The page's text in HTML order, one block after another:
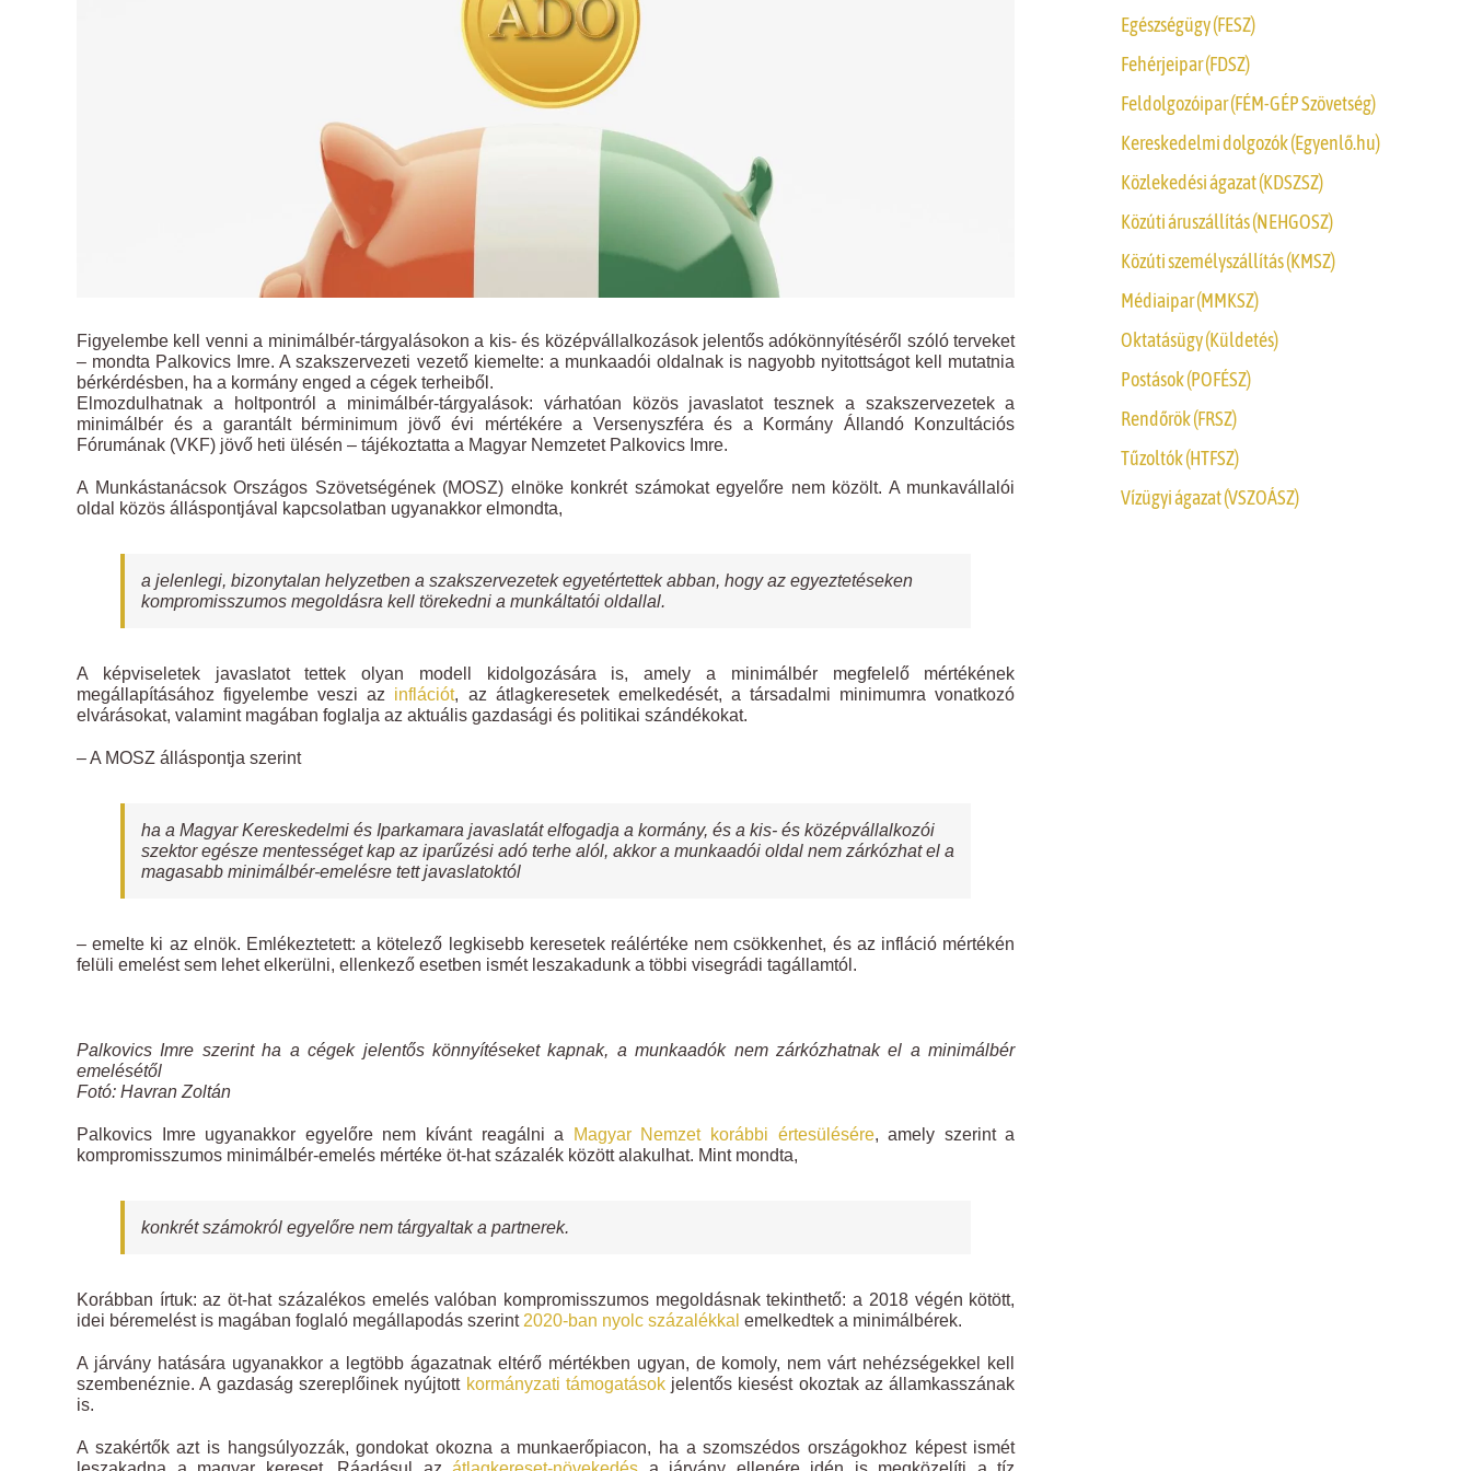
Figyelembe kell venni a minimálbér-tárgyalásokon a kis- és középvállalkozások jelentős adókönnyítéséről szóló terveket
– mondta Palkovics Imre. A szakszervezeti vezető kiemelte: a munkaadói oldalnak is nagyobb nyitottságot kell mutatnia
bérkérdésben, ha a kormány enged a cégek terheiből.
Elmozdulhatnak a holtpontról a minimálbér-tárgyalások: várhatóan közös javaslatot tesznek a szakszervezetek a
minimálbér és a garantált bérminimum jövő évi mértékére a Versenyszféra és a Kormány Állandó Konzultációs
Fórumának (VKF) jövő heti ülésén – tájékoztatta a Magyar Nemzetet Palkovics Imre.
A Munkástanácsok Országos Szövetségének (MOSZ) elnöke konkrét számokat egyelőre nem közölt. A munkavállalói
oldal közös álláspontjával kapcsolatban ugyanakkor elmondta,
a jelenlegi, bizonytalan helyzetben a szakszervezetek egyetértettek abban, hogy az egyeztetéseken
kompromisszumos megoldásra kell törekedni a munkáltatói oldallal.
A képviseletek javaslatot tettek olyan modell kidolgozására is, amely a minimálbér megfelelő mértékének
megállapításához figyelembe veszi az inflációt, az átlagkeresetek emelkedését, a társadalmi minimumra vonatkozó
elvárásokat, valamint magában foglalja az aktuális gazdasági és politikai szándékokat.
– A MOSZ álláspontja szerint
ha a Magyar Kereskedelmi és Iparkamara javaslatát elfogadja a kormány, és a kis- és középvállalkozói
szektor egésze mentességet kap az iparűzési adó terhe alól, akkor a munkaadói oldal nem zárkózhat el a
magasabb minimálbér-emelésre tett javaslatoktól
– emelte ki az elnök. Emlékeztetett: a kötelező legkisebb keresetek reálértéke nem csökkenhet, és az infláció mértékén
felüli emelést sem lehet elkerülni, ellenkező esetben ismét leszakadunk a többi visegrádi tagállamtól.
Palkovics Imre szerint ha a cégek jelentős könnyítéseket kapnak, a munkaadók nem zárkózhatnak el a minimálbér
emelésétől
Fotó: Havran Zoltán
Palkovics Imre ugyanakkor egyelőre nem kívánt reagálni a Magyar Nemzet korábbi értesülésére, amely szerint a
kompromisszumos minimálbér-emelés mértéke öt-hat százalék között alakulhat. Mint mondta,
konkrét számokról egyelőre nem tárgyaltak a partnerek.
Korábban írtuk: az öt-hat százalékos emelés valóban kompromisszumos megoldásnak tekinthető: a 2018 végén kötött,
idei béremelést is magában foglaló megállapodás szerint 2020-ban nyolc százalékkal emelkedtek a minimálbérek.
A járvány hatására ugyanakkor a legtöbb ágazatnak eltérő mértékben ugyan, de komoly, nem várt nehézségekkel kell
szembenéznie. A gazdaság szereplőinek nyújtott kormányzati támogatásokjelentős kiesést okoztak az államkasszának
is.
A szakértők azt is hangsúlyozzák, gondokat okozna a munkaerőpiacon, ha a szomszédos országokhoz képest ismét
Egészségügy (FESZ)
Fehérjeipar (FDSZ)
Feldolgozóipar (FÉM-GÉP Szövetség)
Kereskedelmi dolgozók (Egyenlő.hu)
Közlekedési ágazat (KDSZSZ)
Közúti áruszállítás (NEHGOSZ)
Közúti személyszállítás (KMSZ)
Médiaipar (MMKSZ)
Oktatásügy (Küldetés)
Postások (POFÉSZ)
Rendőrök (FRSZ)
Tűzoltók (HTFSZ)
Vízügyi ágazat (VSZOÁSZ)